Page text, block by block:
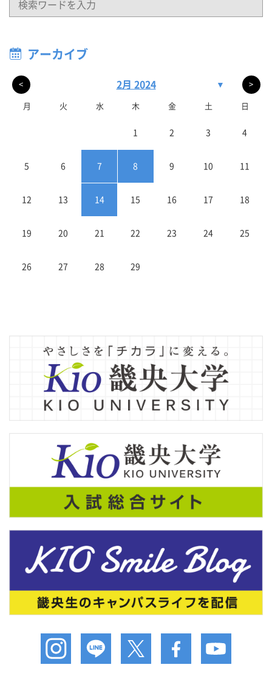
アーカイブ
< 2月 2024 ▼ >
月 火 水 木 金 土 日
1 2 3 4
5 6 7 8 9 10 11
12 13 14 15 16 17 18
19 20 21 22 23 24 25
26 27 28 29